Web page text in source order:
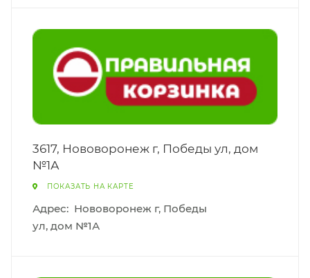
3617, Нововоронеж г, Победы ул, дом
№1А
ПОКАЗАТЬ НА КАРТЕ
Адрес: Нововоронеж г, Победы
ул, дом №1А